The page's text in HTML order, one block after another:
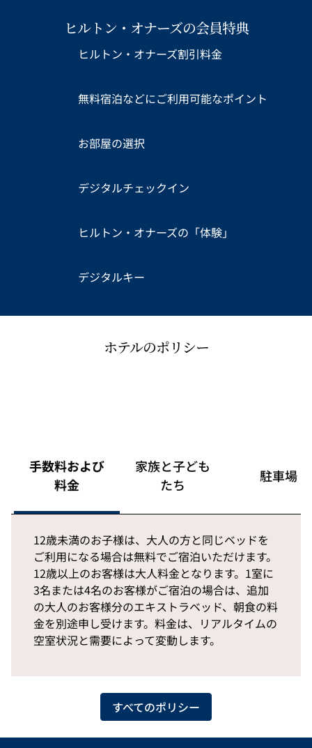
ヒルトン・オナーズの会員特典
ヒルトン・オナーズ割引料金
無料宿泊などにご利用可能なポイント
お部屋の選択
デジタルチェックイン
ヒルトン・オナーズの「体験」
デジタルキー
ホテルのポリシー
手数料および
料金
家族と子ども
たち
駐車場
12歳未満のお子様は、大人の方と同じベッドを
ご利用になる場合は無料でご宿泊いただけます。
12歳以上のお客様は大人料金となります。1室に
3名または4名のお客様がご宿泊の場合は、追加
の大人のお客様分のエキストラベッド、朝食の料
金を別途申し受けます。料金は、リアルタイムの
空室状況と需要によって変動します。
すべてのポリシー